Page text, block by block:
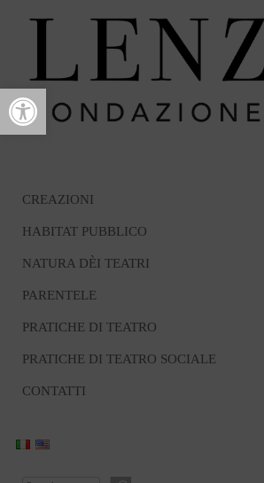
Open toolbar
CREAZIONI
HABITAT PUBBLICO
NATURA DÈI TEATRI
PARENTELE
PRATICHE DI TEATRO
PRATICHE DI TEATRO SOCIALE
CONTATTI